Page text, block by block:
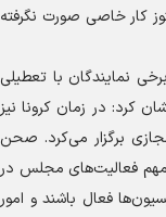
کار خاصی صورت نگرفته
نمایندگان با تعطیلی
کرد: در زمان کرونا نیز
برگزار می‌کرد. صحن
فعالیت‌های مجلس در
فعال باشند و امور